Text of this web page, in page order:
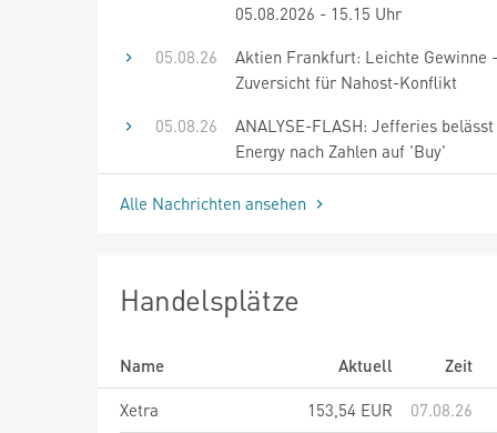
05.08.2026 - 15.15 Uhr
05.08.26
Aktien Frankfurt: Leichte Gewinne -
Zuversicht für Nahost-Konflikt
05.08.26
ANALYSE-FLASH: Jefferies
Energy nach Zahlen auf 'Buy'
Alle Nachrichten ansehen
Handelsplätze
Name Aktuell
Zeit
Xetra
153,54 EUR
07.08.26